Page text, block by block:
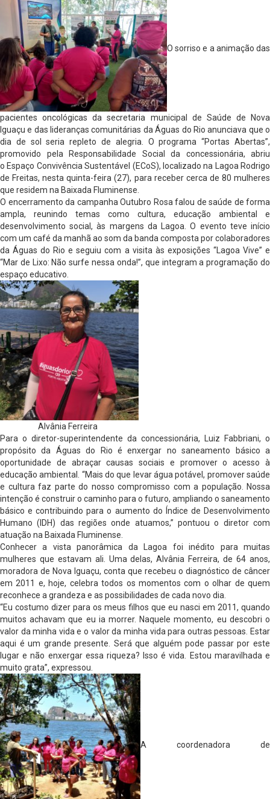
O sorriso e a animação das
pacientes oncológicas da secretaria municipal de Saúde de Nova
Iguaçu e das lideranças comunitárias da Águas do Rio anunciava que o
dia de sol seria repleto de alegria. O programa “Portas Abertas”,
promovido pela Responsabilidade Social da concessionária, abriu
o Espaço Convivência Sustentável (ECoS), localizado na Lagoa Rodrigo
de Freitas, nesta quinta-feira (27), para receber cerca de 80 mulheres
que residem na Baixada Fluminense.
O encerramento da campanha Outubro Rosa falou de saúde de forma
ampla, reunindo temas como cultura, educação ambiental e
desenvolvimento social, às margens da Lagoa. O evento teve início
com um café da manhã ao som da banda composta por colaboradores
da Águas do Rio e seguiu com a visita às exposições “Lagoa Vive” e
“Mar de Lixo: Não surfe nessa onda!”, que integram a programação do
espaço educativo.
Alvânia Ferreira
Para o diretor-superintendente da concessionária, Luiz Fabbriani, o
propósito da Águas do Rio é enxergar no saneamento básico a
oportunidade de abraçar causas sociais e promover o acesso à
educação ambiental. “Mais do que levar água potável, promover saúde
e cultura faz parte do nosso compromisso com a população. Nossa
intenção é construir o caminho para o futuro, ampliando o saneamento
básico e contribuindo para o aumento do Índice de Desenvolvimento
Humano (IDH) das regiões onde atuamos,” pontuou o diretor com
atuação na Baixada Fluminense.
Conhecer a vista panorâmica da Lagoa foi inédito para muitas
mulheres que estavam ali. Uma delas, Alvânia Ferreira, de 64 anos,
moradora de Nova Iguaçu, conta que recebeu o diagnóstico de câncer
em 2011 e, hoje, celebra todos os momentos com o olhar de quem
reconhece a grandeza e as possibilidades de cada novo dia.
“Eu costumo dizer para os meus filhos que eu nasci em 2011, quando
muitos achavam que eu ia morrer. Naquele momento, eu descobri o
valor da minha vida e o valor da minha vida para outras pessoas. Estar
aqui é um grande presente. Será que alguém pode passar por este
lugar e não enxergar essa riqueza? Isso é vida. Estou maravilhada e
muito grata”, expressou.
A coordenadora de